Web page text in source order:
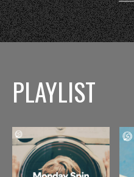
PLAYLIST